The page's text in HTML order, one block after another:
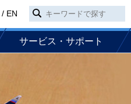
サービス・サポート
/ EN